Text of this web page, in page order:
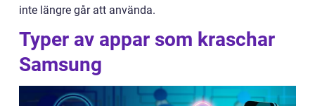
inte längre går att använda.
Typer av appar som kraschar
Samsung